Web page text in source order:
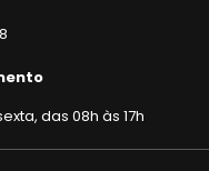
das 08h às 17h